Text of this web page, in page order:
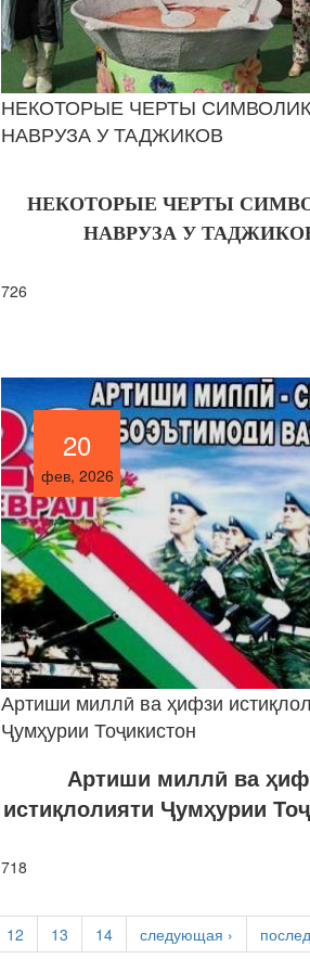
НЕКОТОРЫЕ ЧЕРТЫ
НАВРУЗА У ТАДЖИКОВ
НЕКОТОРЫЕ ЧЕРТЫ
НАВРУЗА У
726
20
фев, 2026
20
фев, 2026
Артиши миллӣ ва ҳифзи
Ҷумҳурии Тоҷикистон
Артиши миллӣ ва
истиқлолияти Ҷумҳурии
718
12 13 14 следующая ›